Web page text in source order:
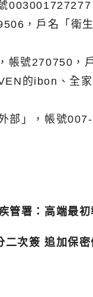
，戶名「衛
帳號270750，
的ibon、
部」，帳號
管署：高端最
次簽 追加保